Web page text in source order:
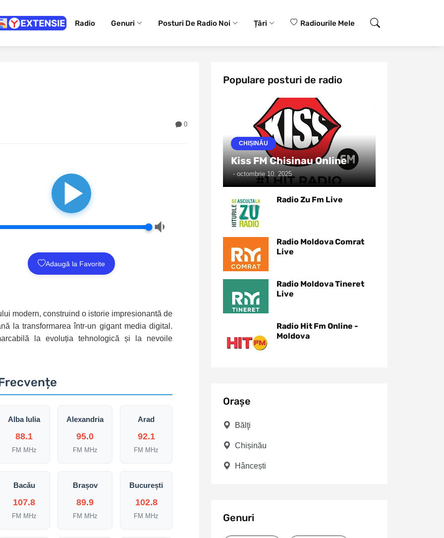
Radio Genuri Posturi De Radio Noi Țări Radiourile Mele
0
Adaugă la Favorite
modern, construind o istorie impresionantă de
la transformarea într-un gigant media digital.
la evoluția tehnologică și la nevoile
Alba Iulia
88.1
FM MHz
Alexandria
95.0
FM MHz
Arad
92.1
FM MHz
Bacău
107.8
FM MHz
Brașov
89.9
FM MHz
București
102.8
FM MHz
Populare posturi de radio
CHIȘINĂU
Kiss FM Chisinau Online
- octombrie 10, 2025
Radio Zu Fm Live
Radio Moldova Comrat
Live
Radio Moldova Tineret
Live
Radio Hit Fm Online -
Moldova
Orașe
Bălţi
Chișinău
Hâncești
Genuri